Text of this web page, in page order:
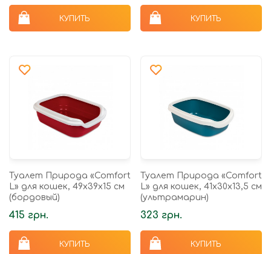
КУПИТЬ КУПИТЬ
Туалет Природа «Comfort
L» для кошек, 49х39х15 см
(бордовый)
415 грн.
КУПИТЬ
Туалет Природа «Comfort
L» для кошек, 41х30х13,5 см
(ультрамарин)
323 грн.
КУПИТЬ